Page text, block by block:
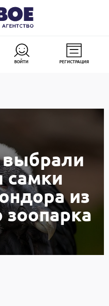
ВОЙТИ РЕГИСТРАЦИЯ
самки
из
зоопарка